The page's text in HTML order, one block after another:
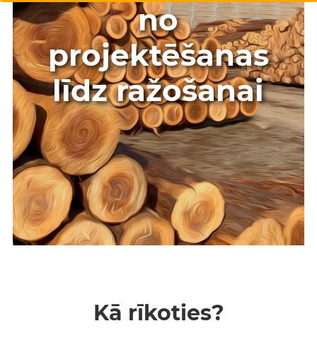
no
projektēšanas
līdz ražošanai
Kā rīkoties?